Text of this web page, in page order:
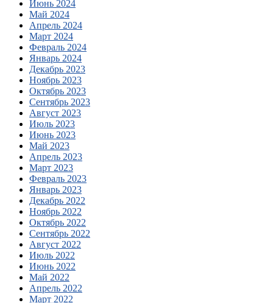
Июнь 2024
Май 2024
Апрель 2024
Март 2024
Февраль 2024
Январь 2024
Декабрь 2023
Ноябрь 2023
Октябрь 2023
Сентябрь 2023
Август 2023
Июль 2023
Июнь 2023
Май 2023
Апрель 2023
Март 2023
Февраль 2023
Январь 2023
Декабрь 2022
Ноябрь 2022
Октябрь 2022
Сентябрь 2022
Август 2022
Июль 2022
Июнь 2022
Май 2022
Апрель 2022
Март 2022